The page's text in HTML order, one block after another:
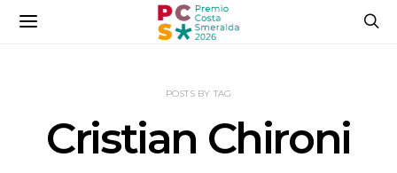
POSTS BY TAG
Cristian Chironi